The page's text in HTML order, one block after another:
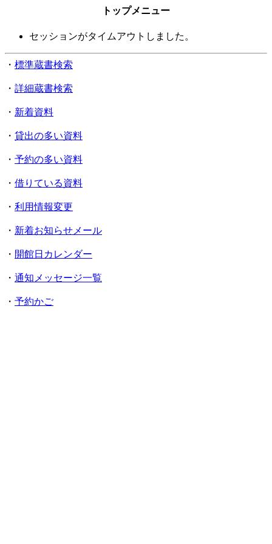
トップメニュー
セッションがタイムアウトしました。
・ 標準蔵書検索
・ 詳細蔵書検索
・ 新着資料
・ 貸出の多い資料
・ 予約の多い資料
・ 借りている資料
・ 利用情報変更
・ 新着お知らせメール
・ 開館日カレンダー
・ 通知メッセージ一覧
・ 予約かご